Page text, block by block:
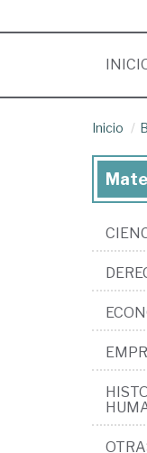
Inicio